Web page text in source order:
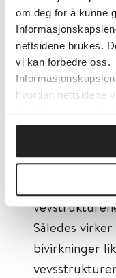
om deg for å kunne
nettsidene brukes.
vi kan forbedre oss.
hvordan nettsidene
innsikt som gjør at
fremstår
klitoris fra
frem til et
mannlige
de ytre
Det er også
molekylære
Således
bivirkninger